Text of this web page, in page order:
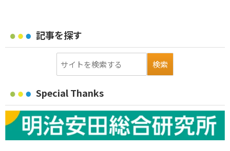
記事を探す
Special Thanks